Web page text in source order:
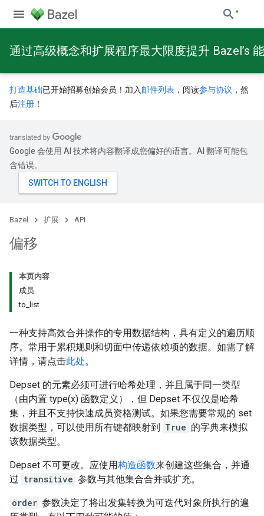
通过高级概念和扩展程序最大限度提升 Bazel’s
打造基础已开始招募创始会员！加入 邮件列表 ，阅读参与协议 ，然
后注册 ！
Google 会使用 AI 技术将内容翻译成您偏好的语言。AI 翻译可能包
含错误。
Bazel 扩展 API
偏移
本页内容
成员
to_list
一种支持高效合并操作的专用数据结构，具有定义的遍历顺
序。常用于累积规则和切面中传递依赖项的数据。如需了解
详情，请点击此处。
Depset 的元素必须可进行哈希处理，并且属于同一类型
（由内置 type(x) 函数定义），但 Depset 不仅仅是哈希
集，并且不支持快速成员资格测试。如果您需要常规的 set
数据类型，可以使用所有键都映射到 True 的字典来模拟
该数据类型。
Depset 不可更改。应使用构造函数来创建这些集合，并通
过 transitive 参数与其他集合合并或扩充。
order 参数决定了将出发集转换为可迭代对象所执行的遍